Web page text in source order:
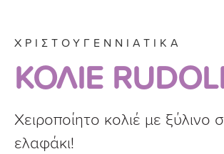
ΧΡΙΣΤΟΥΓΕΝΝΙΑΤΙΚΑ
ΚΟΛΙΕ
Χειροποίητο κολιέ με ξύλινο
ελαφάκι!